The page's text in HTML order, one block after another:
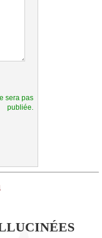
sera pas
publiée.